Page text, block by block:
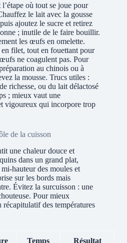
où tout se joue pour
le lait avec la gousse
ajoutez le sucre et retirez
; inutile de le faire bouillir.
les œufs en omelette.
filet, tout en fouettant pour
ne coagulent pas. Pour
au chinois ou à
la mousse. Trucs utiles :
richesse, ou du lait délactosé
; mieux vaut une
vigoureux qui incorpore trop
de la cuisson
une chaleur douce et
dans un grand plat,
hauteur des moules et
sur les bords mais
Évitez la surcuisson : une
Pour mieux
des températures
Temps
Résultat